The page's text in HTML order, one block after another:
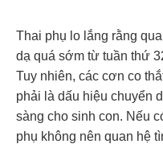
Thai phụ lo lắng rằng
dạ quá sớm từ tuần thứ
Tuy nhiên, các cơn co
phải là dấu hiệu chuyển
sàng cho sinh con. Nếu
phụ không nên quan hệ